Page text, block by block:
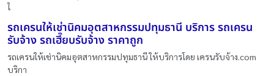
ใ
รถเครนให้เช่านิคมอุตสาหกรรมปทุมธานี บริการ รถเครน
รับจ้าง รถเฮี๊ยบรับจ้าง ราคาถูก
รถเครนให้เช่านิคมอุตสาหกรรมปทุมธานี ให้บริการโดย เครนรับจ้าง.com
บริกา